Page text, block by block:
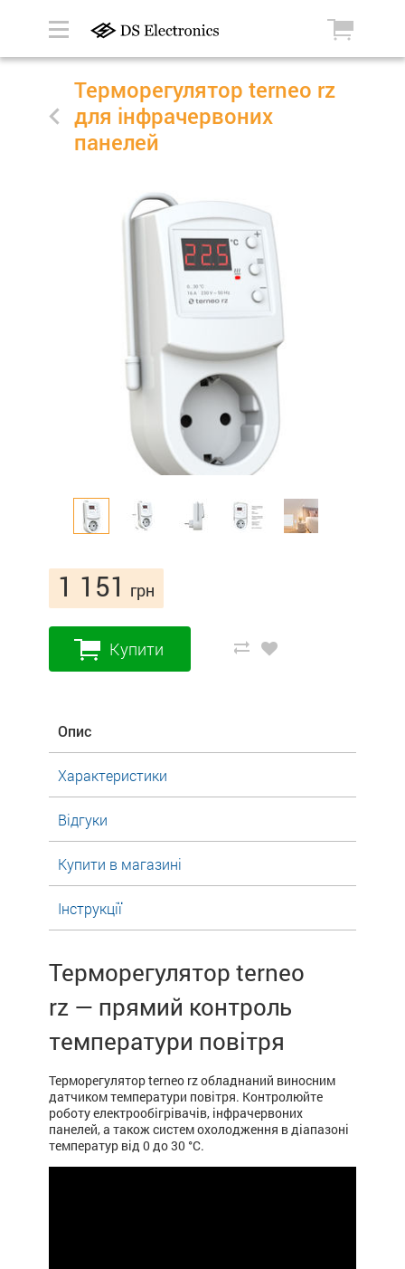
Терморегулятор terneo rz
для інфрачервоних
панелей
1 151 грн
Купити
Опис
Характеристики
Відгуки
Купити в магазині
Інструкції
Терморегулятор terneo
rz — прямий контроль
температури повітря
Терморегулятор terneo rz обладнаний виносним
датчиком температури повітря. Контролюйте
роботу електрообігрівачів, інфрачервоних
панелей, а також систем охолодження в діапазоні
температур від 0 до 30 °С.